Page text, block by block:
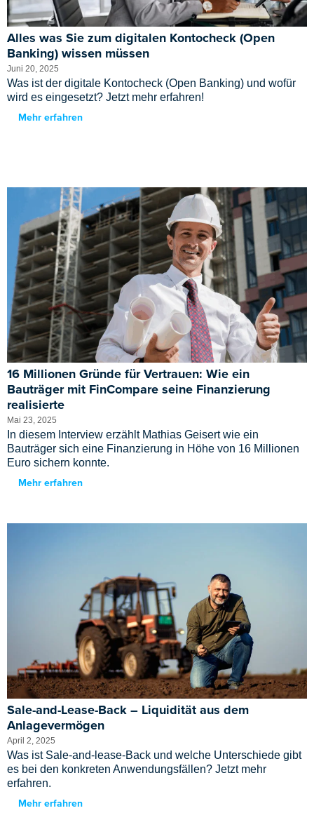
Alles was Sie zum digitalen Kontocheck (Open
Banking) wissen müssen
Juni 20, 2025
Was ist der digitale Kontocheck (Open Banking) und wofür
wird es eingesetzt? Jetzt mehr erfahren!
Mehr erfahren
16 Millionen Gründe für Vertrauen: Wie ein
Bauträger mit FinCompare seine Finanzierung
realisierte
Mai 23, 2025
In diesem Interview erzählt Mathias Geisert wie ein
Bauträger sich eine Finanzierung in Höhe von 16 Millionen
Euro sichern konnte.
Mehr erfahren
Sale-and-Lease-Back – Liquidität aus dem
Anlagevermögen
April 2, 2025
Was ist Sale-and-lease-Back und welche Unterschiede gibt
es bei den konkreten Anwendungsfällen? Jetzt mehr
erfahren.
Mehr erfahren